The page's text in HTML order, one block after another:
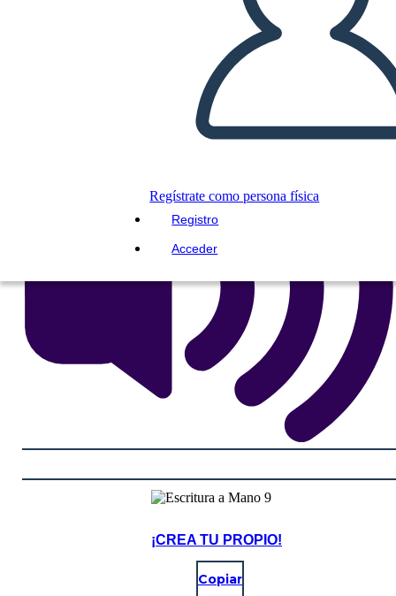
Regístrate como persona física
Registro
Acceder
CREAR UN GUIÓN GRÁFICO
JUEGO DE DIAPOSITIVAS
LEERME
¡CREA TU PROPIO!
Copiar